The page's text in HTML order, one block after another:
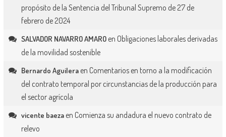
propósito de la Sentencia del Tribunal Supremo de 27 de
febrero de 2024
SALVADOR NAVARRO AMAROen Obligaciones laborales derivadas
de la movilidad sostenible
Bernardo Aguileraen Comentarios en torno a la modificación
del contrato temporal por circunstancias de la producción para
el sector agrícola
vicente baezaen Comienza su andadura el nuevo contrato de
relevo